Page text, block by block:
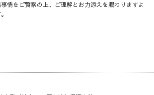
情をご賢察の上、ご理解とお力添えを賜わりますよ